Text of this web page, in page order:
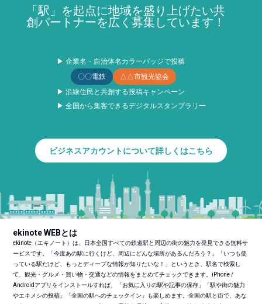
「駅」を起点に地域を盛り上げたい共
創パートナーを広く募集しています！
▶ 企業名・自治体名カラーバッジで投稿
〇〇電鉄
△△市観光協会
▶ 沿線住民と共創する投稿キャンペーン
▶ 全国から集客できるデジタルスタンプラリー
ビジネスアカウントについて詳しくはこちら
ekinote WEBとは
ekinote（エキノート）は、日本全国すべての鉄道駅と周辺の街の魅力を発見できる無料サ
ービスです。「今度あの駅に行くけど、周辺にどんな場所があるんだろう？」「いつも使
っている駅だけど、もっとディープな情報が知りたいな！」というとき、駅名で検索し
て、観光・グルメ・買い物・交通などの情報をまとめてチェックできます。iPhone /
Androidアプリをインストールすれば、「お気に入りの駅や記事の保存」「駅や街の魅力
やエキメシの投稿」「全国の駅へのチェックイン」も楽しめます。全国の駅と街で、あな